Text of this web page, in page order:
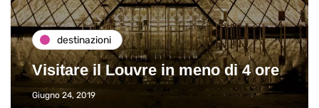
destinazioni
Visitare il Louvre in meno di 4 ore
Giugno 24, 2019